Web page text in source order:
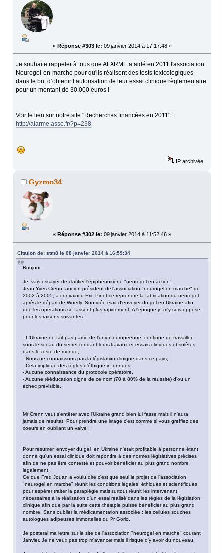
« Réponse #303 le: 09 janvier 2014 à 17:17:48 »
Je souhaite rappeler à tous que ALARME a aidé en 2011 l'association
Neurogel-en-marche pour qu'ils réalisent des tests toxicologiques
dans le but d’obtenir l’autorisation de leur essai cliniquerèglementaire
pour un montant de 30.000 euros !
Voir le lien sur notre site "Recherches financées en 2011" :
http://alarme.asso.fr/?p=238
IP archivée
Gyzmo34
« Réponse #302 le: 09 janvier 2014 à 11:52:46 »
Citation de: stm8 le 08 janvier 2014 à 16:59:34
Bonjour,
Je vais essayer de clarifier l'épiphénomène "neurogel en action".
Jean-Yves Crenn, ancien président de l'association "neurogel en marche" de
2002 à 2005, a convaincu Eric Pinet de reprendre la fabrication du neurogel
après le départ de Woerly. Son idée était d'envoyer du gel en Ukraine afin
que les opérations se fassent plus rapidement. A l'époque je m'y suis opposé
pour les raisons suivantes :
- L'Ukraine ne fait pas partie de l'union européenne, continue de travailler
sous le sceau du secret rendant leurs travaux et essais cliniques obsolètes
dans le reste de monde,
- Nous ne connaissons pas la législation clinique dans ce pays,
- Cela implique des règles d'éthique inconnues,
- Aucune connaissance du protocole opératoire,
- Aucune rééducation digne de ce nom (70 à 80% de la réussite) d'ou un
échec prévisible.
Mr Crenn veut s'entêter avec l'Ukraine grand bien lui fasse mais il n'aura
jamais de résultat. Pour prendre une image c'est comme si vous greffiez des
coeurs en oubliant un valve !
Pour résumer, envoyer du gel en Ukraine n'était profitable à personne étant
donné qu'un essai clinique doit répondre à des normes législatives précises
afin de ne pas être contestè et pouvoir bénéficier au plus grand nombre
légalement.
Ce que Fred Jouan a voulu dire c'est que seul le projet de l'association
"neurogel en marche" réunit les conditions légales, éthiques et scientifiques
pour espérer traiter la paraplégie mais surtout réunit les intervenant
nécessaires à la réalisation d'un essai réalisé dans les règles de la législation
clinique afin que par la suite cette thérapie puisse bénéficier au plus grand
nombre. Sans oublier la médicamentation associée : les cellules souches
autologues adipeuses immortelles du Pr Gorio.
Je posterai ma lettre sur le site de l'association "neurogel en marche" courant
Janvier. Je ne veux pas trop m'avancer mais il risque d'y avoir du nouveau.